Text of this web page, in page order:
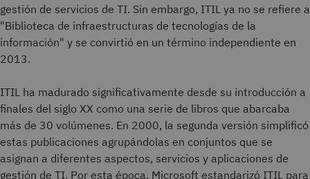
gestión de servicios de TI. Sin embargo, ITIL ya no se refiere a
"Biblioteca de infraestructuras de tecnologías de la
información" y se convirtió en un término independiente en
2013.
ITIL ha madurado significativamente desde su introducción a
finales del siglo XX como una serie de libros que abarcaba
más de 30 volúmenes. En 2000, la segunda versión simplificó
estas publicaciones agrupándolas en conjuntos que se
asignan a diferentes aspectos, servicios y aplicaciones de
gestión de TI. Por esta época, Microsoft estandarizó ITIL para